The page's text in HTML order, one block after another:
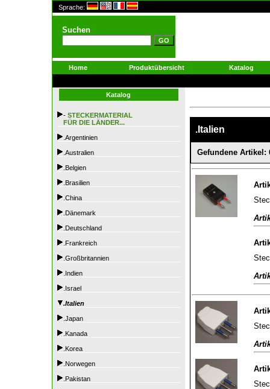
Sprache:
Suchen
Home Produktübersicht Katalog
Katalog
- STECKERMATERIAL
FÜR DIE LÄNDER...
.Argentinien
.Australien
.Belgien
.Brasilien
.China
.Dänemark
.Deutschland
.Frankreich
.Großbritannien
.Indien
.Israel
.Italien
.Japan
.Kanada
.Korea
.Norwegen
.Pakistan
.Italien
Gefundene Artikel: